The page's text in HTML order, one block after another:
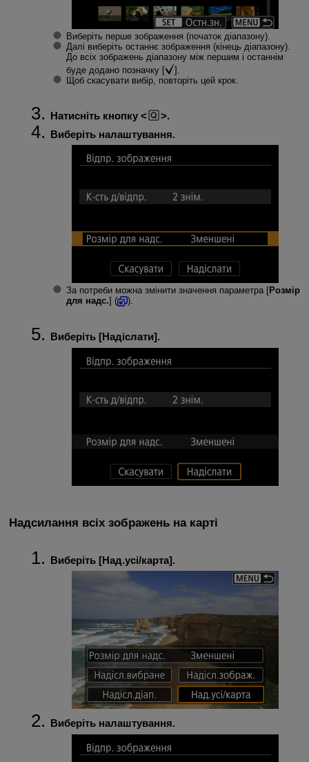
Виберіть перше зображення (початок діапазону).
Далі виберіть останнє зображення (кінець діапазону).
До всіх зображень діапазону між першим і останнім
буде додано позначку [
].
Щоб скасувати вибір, повторіть цей крок.
Натисніть кнопку
.
Виберіть налаштування.
За потреби можна змінити значення параметра [Розмір
для надс.] ( ).
Виберіть [Надіслати].
Надсилання всіх зображень на карті
Виберіть [Над.усі/карта].
Виберіть налаштування.